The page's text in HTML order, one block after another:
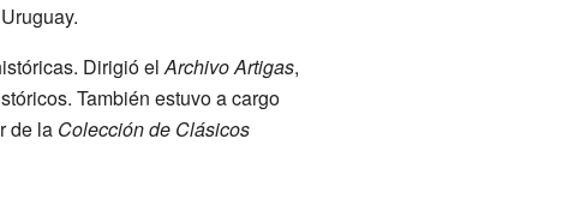
Dirigió elArchivo Artigas,
También estuvo a cargo
de la Colección de Clásicos